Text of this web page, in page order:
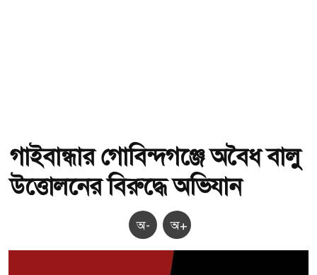
গাইবান্ধার গোবিন্দগঞ্জে অবৈধ বালু
উত্তোলনের বিরুদ্ধে অভিযান
অ- অ+